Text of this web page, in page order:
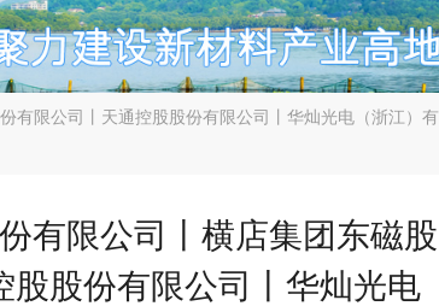
有限公司丨天通控股股份有限公司丨华灿光电（浙江）有
有限公司丨横店集团东磁股
股股份有限公司丨华灿光电